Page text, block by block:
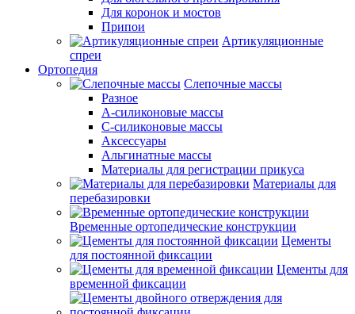
Для коронок и мостов
Припои
Артикуляционные
спреи
Ортопедия
Слепочные массы
Разное
А-силиконовые массы
С-силиконовые массы
Аксессуары
Альгинатные массы
Материалы для регистрации прикуса
Материалы для
перебазировки
Временные ортопедические конструкции
Цементы
для постоянной фиксации
Цементы для
временной фиксации